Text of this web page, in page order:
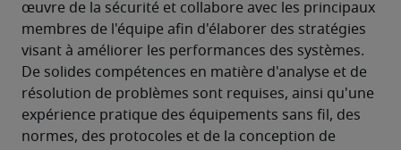
œuvre de la sécurité et collabore avec les principaux
membres de l'équipe afin d'élaborer des stratégies
visant à améliorer les performances des systèmes.
De solides compétences en matière d'analyse et de
résolution de problèmes sont requises, ainsi qu'une
expérience pratique des équipements sans fil, des
normes, des protocoles et de la conception de